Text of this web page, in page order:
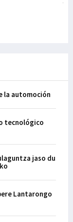
la automoción
tecnológico
jaso du
Lantarongo